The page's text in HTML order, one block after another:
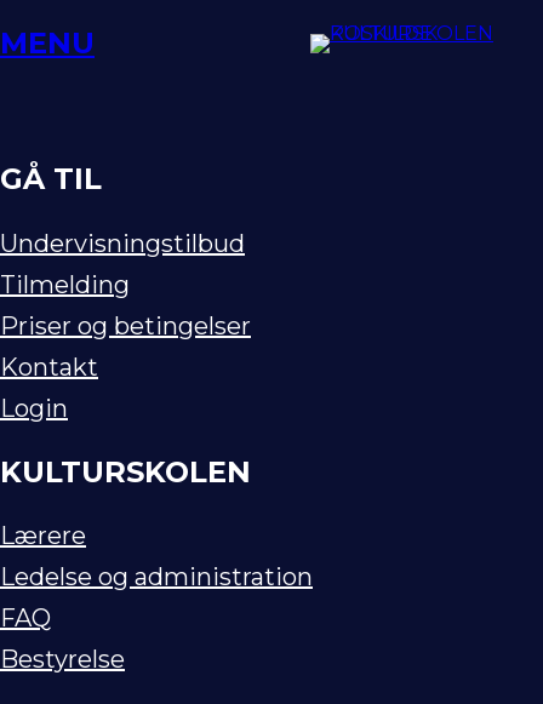
til
MENU
GÅ TIL
Undervisningstilbud
Tilmelding
Priser og betingelser
Kontakt
Login
KULTURSKOLEN
Lærere
Ledelse og administration
FAQ
Bestyrelse